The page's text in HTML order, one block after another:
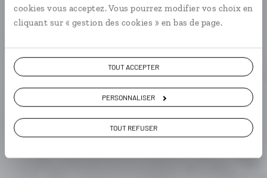
cookies vous acceptez. Vous pourrez modifier vos choix en
cliquant sur « gestion des cookies » en bas de page.
TOUT ACCEPTER
PERSONNALISER
TOUT REFUSER
VOIR LA GALERIE PHOTOS